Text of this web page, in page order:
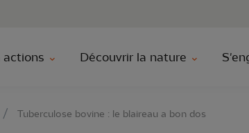
Aller à la
actions Découvrir la nature
Tuberculose bovine : le blaireau a bon dos